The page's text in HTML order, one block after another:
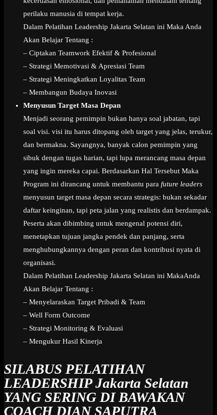
perilaku manusia di tempat kerja.
Dalam Pelatihan Leadership Jakarta Selatan ini Maka Anda
Akan Belajar Tentang :
– Ciptakan Teamwork Efektif & Profesional
– Strategi Memotivasi & Apresiasi Team
– Strategi Meningkatkan Loyalitas Team
– Membangun Budaya Inovasi
Menyusun Target Masa Depan
Menjadi seorang pemimpin bukan hanya soal jabatan, tapi
soal visi. visi itu harus ditopang oleh target yang jelas, terukur,
dan bermakna. Sayangnya, banyak calon pemimpin yang
sibuk dengan tugas harian, tapi lupa merancang masa depan
yang ingin mereka capai. Berdasarkan Hal Tersebut Maka
Program ini dirancang untuk membantu para future leaders
menyusun target masa depan secara strategis: bukan sekadar
daftar keinginan, tapi peta jalan yang realistis dan berdampak.
Peserta akan dibimbing untuk mengenal potensi diri,
menetapkan tujuan jangka pendek dan panjang, serta
menghubungkannya dengan peran dan kontribusi nyata di
organisasi.
Dalam Pelatihan Leadership Jakarta Selatan ini MakaAnda
Akan Belajar Tentang :
– Menyelaraskan Target Pribadi & Team
– Well Form Outcome
– Strategi Monitoring & Evaluasi
– Mengukur Hasil Kinerja
SILABUS PELATIHAN
LEADERSHIP Jakarta Selatan
YANG SERING DI BAWAKAN
COACH DIAN SAPUTRA